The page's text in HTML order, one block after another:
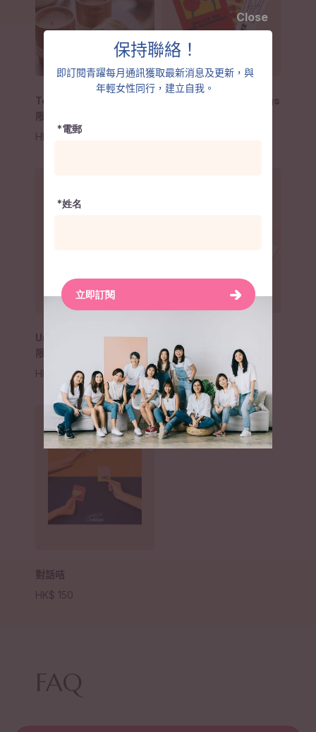
Teen’s Key 青躍女生手工
限量竹子芳療精油蠟燭
HK$
240 –
Unlock New Beginnings
Unlock New Beginnings
限量慈善T恤
HK$
388
HK$20 80
對話咭
HK$ 150
FAQ
Close
保持聯絡！
即訂閱青躍每月通訊獲取最新消息及更新，與
年輕女性同行，建立自我。
*電郵
*姓名
立即訂閱